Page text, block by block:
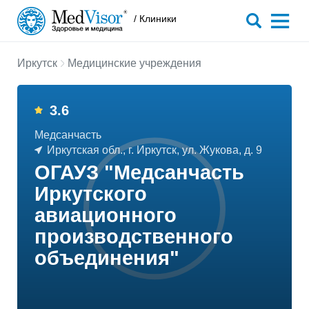
/ Клиники
Иркутск Медицинские учреждения
3.6
Медсанчасть
Иркутская обл., г. Иркутск, ул. Жукова, д. 9
ОГАУЗ "Медсанчасть
Иркутского
авиационного
производственного
объединения"